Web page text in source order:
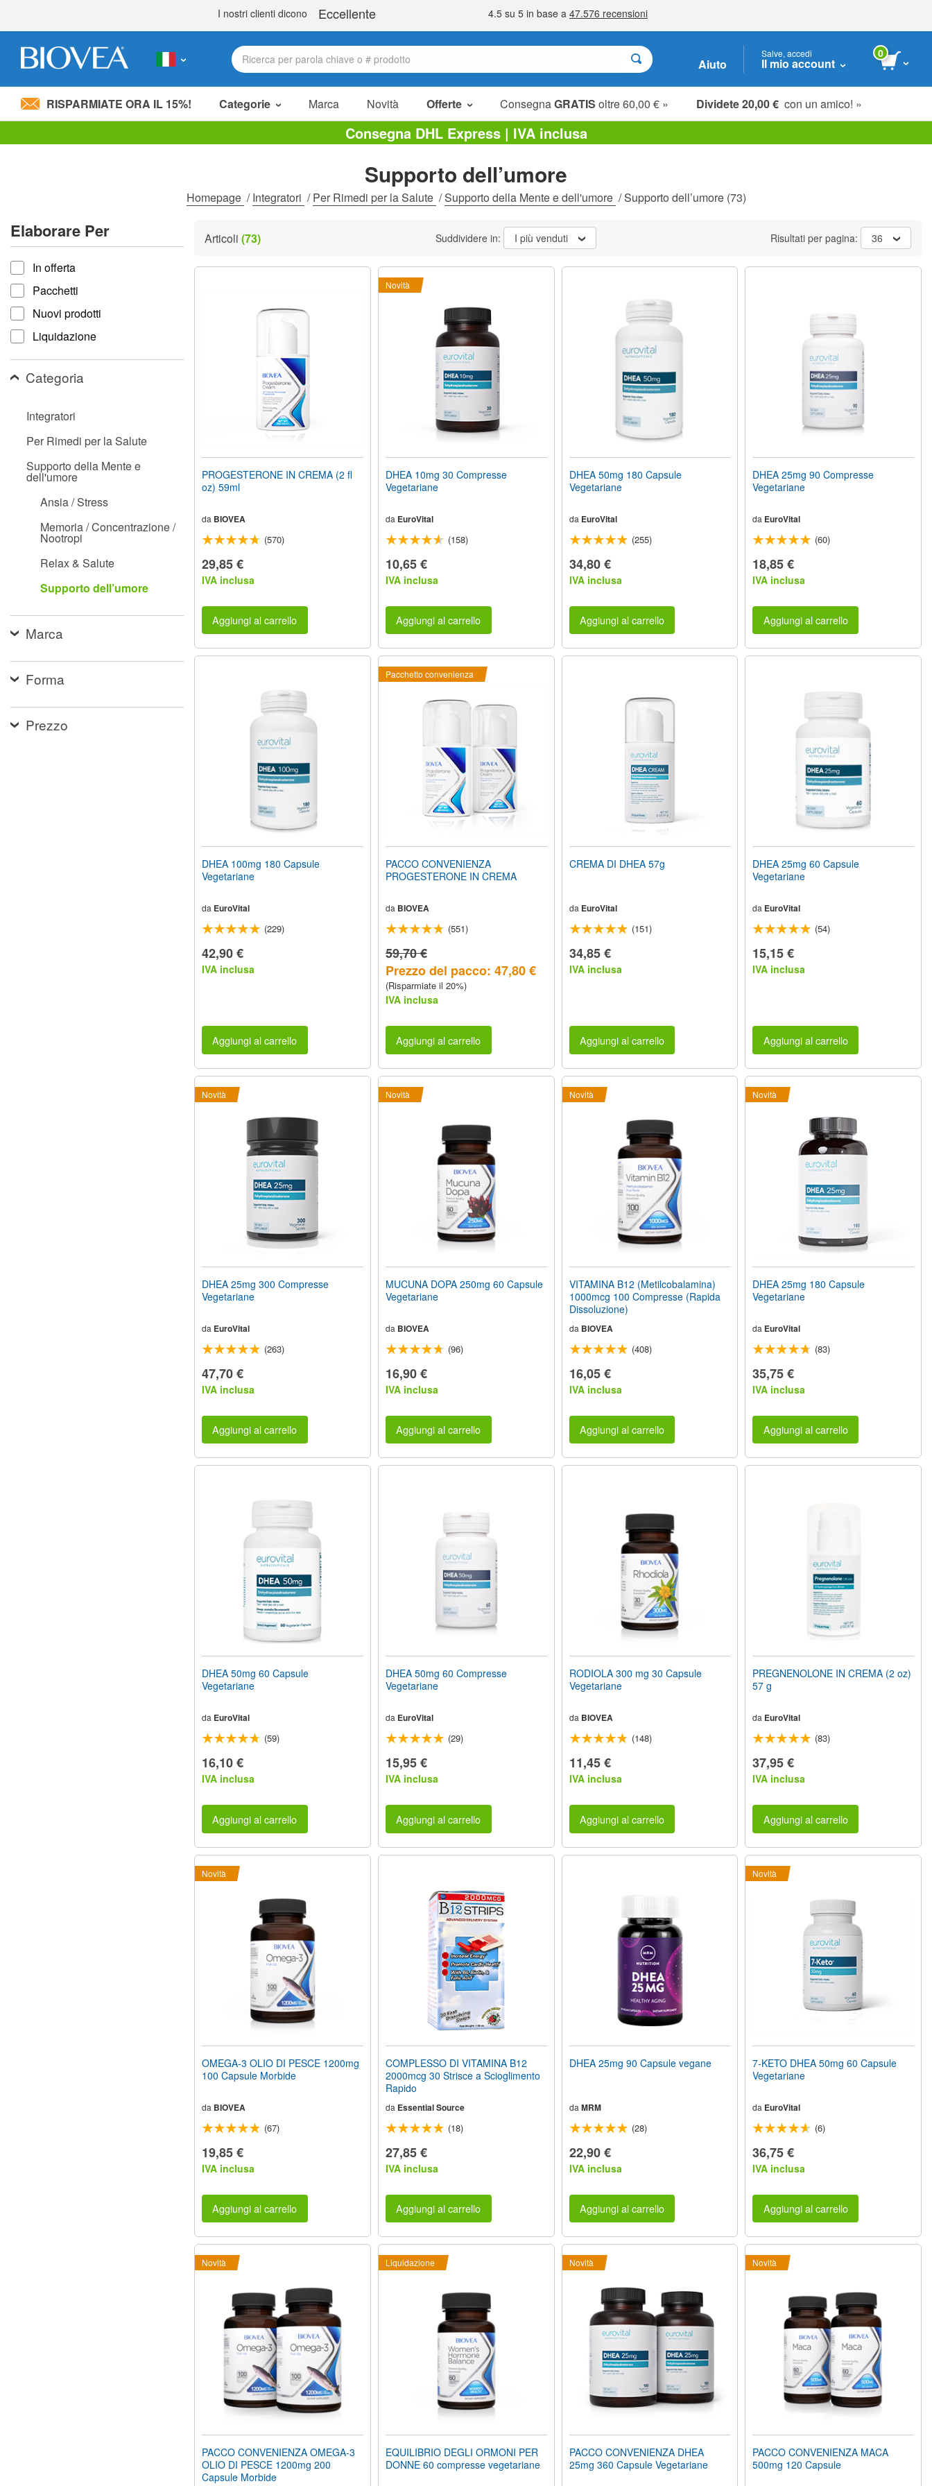
Nota:
accessibilità.
Premi
Control-
F11
per
adattare
sito
web
vedenti
reader;
Control-
accessibilità.
Aiuto
Salve, accedi
Il mio account
0
RISPARMIATE ORA IL 15%! Categorie Marca Novità Offerte ConsegnaGRATIS oltre 60,00 € » Dividete 20,00 € con un amico! »
Articoli in offerta
Pacchetti
Liquidazione
Consegna DHL Express | IVA inclusa
Supporto dell’umore
Homepage /Integratori /Per Rimedi per la Salute /Supporto della Mente e dell'umore /Supporto dell’umore(73)
Elaborare Per
Elaborare per
In offerta
Pacchetti
Nuovi prodotti
Liquidazione
Categoria
Integratori
Per Rimedi per la Salute
Supporto della Mente e
dell'umore
Ansia / Stress
Memoria / Concentrazione /
Nootropi
Relax & Salute
Supporto dell’umore
Marca
Forma
Prezzo
Articoli (73) Suddividere in: I più venduti Risultati per pagina: 36
PROGESTERONE IN CREMA (2 fl
oz) 59ml
da BIOVEA
(570)
29,85 €
IVA inclusa
Aggiungi al carrello
Novità
DHEA 10mg 30 Compresse
Vegetariane
da EuroVital
(158)
10,65 €
IVA inclusa
Aggiungi al carrello
DHEA 50mg 180 Capsule
Vegetariane
da EuroVital
(255)
34,80 €
IVA inclusa
Aggiungi al carrello
DHEA 25mg 90 Compresse
Vegetariane
da EuroVital
(60)
18,85 €
IVA inclusa
Aggiungi al carrello
DHEA 100mg 180 Capsule
Vegetariane
da EuroVital
(229)
42,90 €
IVA inclusa
Aggiungi al carrello
Pacchetto convenienza
PACCO CONVENIENZA
PROGESTERONE IN CREMA
da BIOVEA
(551)
59,70 €
Prezzo del pacco: 47,80 €
(Risparmiate il 20%)
IVA inclusa
Aggiungi al carrello
CREMA DI DHEA 57g
da EuroVital
(151)
34,85 €
IVA inclusa
Aggiungi al carrello
DHEA 25mg 60 Capsule
Vegetariane
da EuroVital
(54)
15,15 €
IVA inclusa
Aggiungi al carrello
Novità
DHEA 25mg 300 Compresse
Vegetariane
da EuroVital
(263)
47,70 €
IVA inclusa
Aggiungi al carrello
Novità
MUCUNA DOPA 250mg 60 Capsule
Vegetariane
da BIOVEA
(96)
16,90 €
IVA inclusa
Aggiungi al carrello
Novità
VITAMINA B12 (Metilcobalamina)
1000mcg 100 Compresse (Rapida
Dissoluzione)
da BIOVEA
(408)
16,05 €
IVA inclusa
Aggiungi al carrello
Novità
DHEA 25mg 180 Capsule
Vegetariane
da EuroVital
(83)
35,75 €
IVA inclusa
Aggiungi al carrello
DHEA 50mg 60 Capsule
Vegetariane
da EuroVital
(59)
16,10 €
IVA inclusa
Aggiungi al carrello
DHEA 50mg 60 Compresse
Vegetariane
da EuroVital
(29)
15,95 €
IVA inclusa
Aggiungi al carrello
RODIOLA 300 mg 30 Capsule
Vegetariane
da BIOVEA
(148)
11,45 €
IVA inclusa
Aggiungi al carrello
PREGNENOLONE IN CREMA (2 oz)
57 g
da EuroVital
(83)
37,95 €
IVA inclusa
Aggiungi al carrello
Novità
OMEGA-3 OLIO DI PESCE 1200mg
100 Capsule Morbide
da BIOVEA
(67)
19,85 €
IVA inclusa
Aggiungi al carrello
COMPLESSO DI VITAMINA B12
2000mcg 30 Strisce a Scioglimento
Rapido
da Essential Source
(18)
27,85 €
IVA inclusa
Aggiungi al carrello
DHEA 25mg 90 Capsule vegane
da MRM
(28)
22,90 €
IVA inclusa
Aggiungi al carrello
Novità
7-KETO DHEA 50mg 60 Capsule
Vegetariane
da EuroVital
(6)
36,75 €
IVA inclusa
Aggiungi al carrello
Novità
PACCO CONVENIENZA OMEGA-3
OLIO DI PESCE 1200mg 200
Capsule Morbide
Liquidazione
EQUILIBRIO DEGLI ORMONI PER
DONNE 60 compresse vegetariane
Novità
PACCO CONVENIENZA DHEA
25mg 360 Capsule Vegetariane
Novità
PACCO CONVENIENZA MACA
500mg 120 Capsule